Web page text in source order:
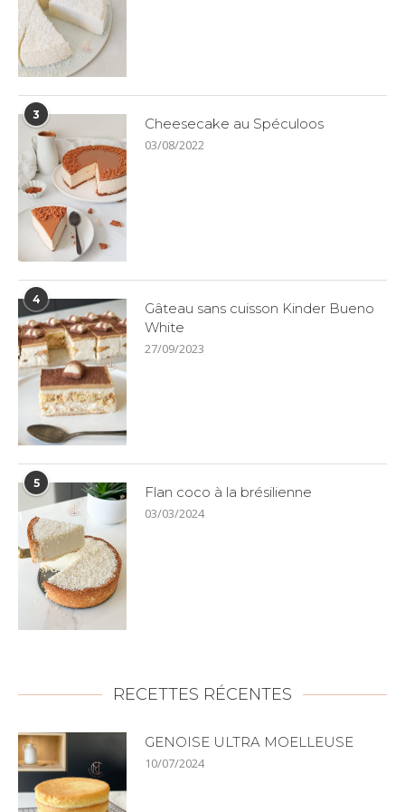
3
Cheesecake au Spéculoos
03/08/2022
4
Gâteau sans cuisson Kinder Bueno
White
27/09/2023
5
Flan coco à la brésilienne
03/03/2024
RECETTES RÉCENTES
GENOISE ULTRA MOELLEUSE
10/07/2024